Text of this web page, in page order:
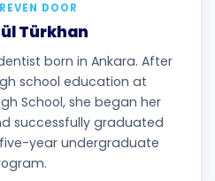
DOOR
Türkhan
born in Ankara. After
school education at
School, she began her
successfully graduated
year undergraduate